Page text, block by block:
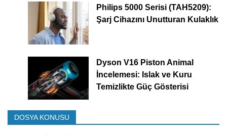
Philips 5000 Serisi (TAH5209):
Şarj Cihazını Unutturan Kulaklık
Dyson V16 Piston Animal
İncelemesi: Islak ve Kuru
Temizlikte Güç Gösterisi
DOSYA KONUSU